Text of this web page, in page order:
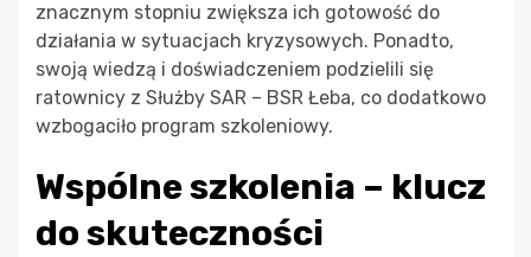
znacznym stopniu zwiększa ich gotowość do
działania w sytuacjach kryzysowych. Ponadto,
swoją wiedzą i doświadczeniem podzielili się
ratownicy z Służby SAR – BSR Łeba, co dodatkowo
wzbogaciło program szkoleniowy.
Wspólne szkolenia – klucz
do skuteczności